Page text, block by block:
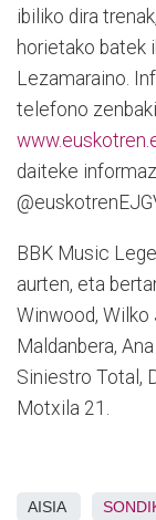
ibiliko dira
horietako batek
Lezamaraino.
telefono
daiteke
BBK Music
aurten, eta
Winwood, Wilko
Maldanbera,
Siniestro Total,
Motxila 21.
AISIA